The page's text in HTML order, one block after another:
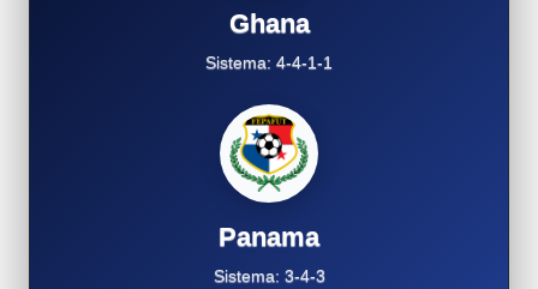
Ghana
Sistema: 4-4-1-1
Panama
Sistema: 3-4-3